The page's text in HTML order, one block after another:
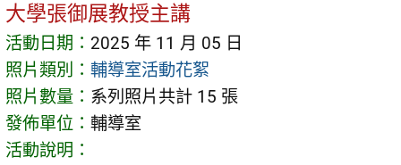
大學張御展教授主講
活動日期： 2025 年 11 月 05 日
照片類別： 輔導室活動花絮
照片數量： 系列照片共計 15 張
發佈單位： 輔導室
活動說明：